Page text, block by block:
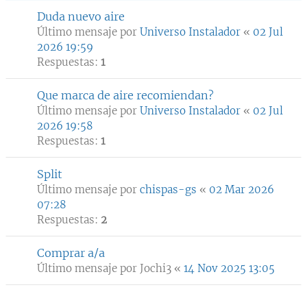
Duda nuevo aire
Último mensaje por Universo Instalador « 02 Jul
2026 19:59
Respuestas: 1
Que marca de aire recomiendan?
Último mensaje por Universo Instalador « 02 Jul
2026 19:58
Respuestas: 1
Split
Último mensaje por chispas-gs « 02 Mar 2026
07:28
Respuestas: 2
Comprar a/a
Último mensaje por Jochi3 « 14 Nov 2025 13:05